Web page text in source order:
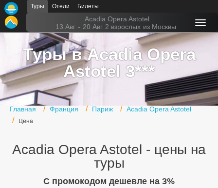
Туры Отели Билеты
Acadia Opera Astotel
13 Авг - 20 Авг 2 взрослых из Москвы
Туры в Acadia Opera
Astotel 3***
Главная Франция Париж Acadia Opera Astotel
Цена
Acadia Opera Astotel - цены на
туры
C промокодом дешевле на 3%
Главная
Горящие туры
Туры в Турцию
Туры в Египет
Туры в ОАЭ
Офис г. Москва